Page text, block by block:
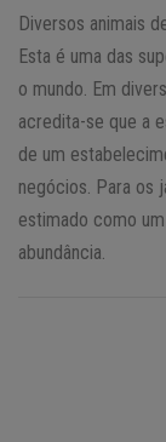
Diversos animais
Esta é uma das
o mundo. Em
acredita-se que a
de um
negócios. Para os
estimado como
abundância.